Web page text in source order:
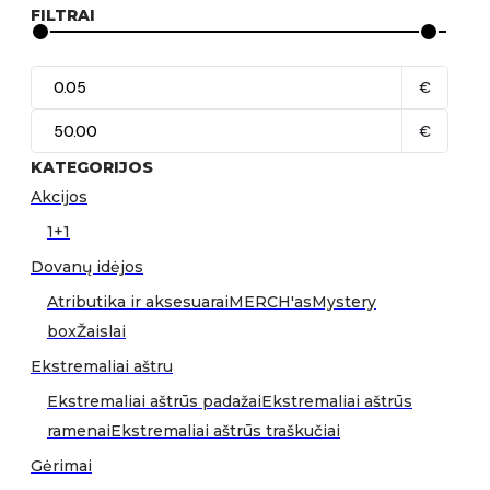
FILTRAI
€
€
KATEGORIJOS
Akcijos
1+1
Dovanų idėjos
Atributika ir aksesuaraiMERCH'asMystery
boxŽaislai
Ekstremaliai aštru
Ekstremaliai aštrūs padažaiEkstremaliai aštrūs
ramenaiEkstremaliai aštrūs traškučiai
Gėrimai